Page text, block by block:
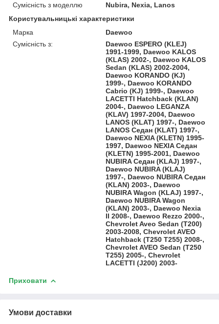
Сумісність з моделлю
Nubira, Nexia, Lanos
Користувальницькі характеристики
Марка
Daewoo
Сумісність з:
Daewoo ESPERO (KLEJ)
1991-1999, Daewoo KALOS
(KLAS) 2002-, Daewoo KALOS
Sedan (KLAS) 2002-2004,
Daewoo KORANDO (KJ)
1999-, Daewoo KORANDO
Cabrio (KJ) 1999-, Daewoo
LACETTI Hatchback (KLAN)
2004-, Daewoo LEGANZA
(KLAV) 1997-2004, Daewoo
LANOS (KLAT) 1997-, Daewoo
LANOS Седан (KLAT) 1997-,
Daewoo NEXIA (KLETN) 1995-
1997, Daewoo NEXIA Седан
(KLETN) 1995-2001, Daewoo
NUBIRA Седан (KLAJ) 1997-,
Daewoo NUBIRA (KLAJ)
1997-, Daewoo NUBIRA Седан
(KLAN) 2003-, Daewoo
NUBIRA Wagon (KLAJ) 1997-,
Daewoo NUBIRA Wagon
(KLAN) 2003-, Daewoo Nexia
II 2008-, Daewoo Rezzo 2000-,
Chevrolet Aveo Sedan (T200)
2003-2008, Chevrolet AVEO
Hatchback (T250 T255) 2008-,
Chevrolet AVEO Sedan (T250
T255) 2005-, Chevrolet
LACETTI (J200) 2003-
Приховати
Умови доставки